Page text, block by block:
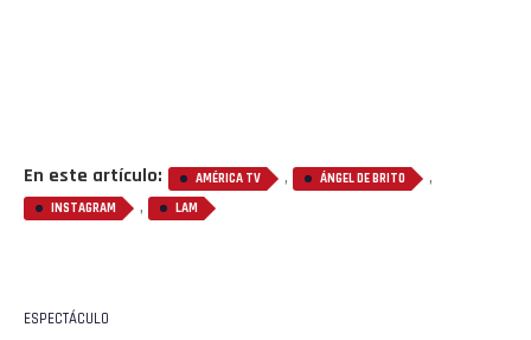
En este artículo: AMÉRICA TV , ÁNGEL DE BRITO ,
INSTAGRAM , LAM
ESPECTÁCULO